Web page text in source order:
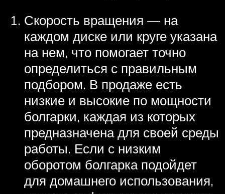
Скорость вращения — на
каждом диске или круге указана
на нем, что помогает точно
определиться с правильным
подбором. В продаже есть
низкие и высокие по мощности
болгарки, каждая из которых
предназначена для своей среды
работы. Если с низким
оборотом болгарка подойдет
для домашнего использования,